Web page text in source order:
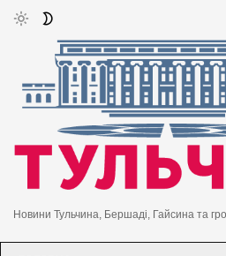
Новини Тульчина, Бершаді, Гайсина та